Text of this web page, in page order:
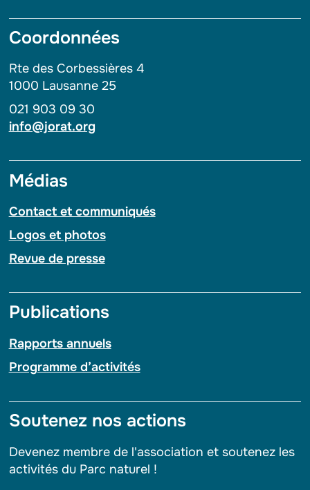
Coordonnées
Rte des Corbessières 4
1000 Lausanne 25
021 903 09 30
info@jorat.org
Médias
Contact et communiqués
Logos et photos
Revue de presse
Publications
Rapports annuels
Programme d’activités
Soutenez nos actions
Devenez membre de l'association et soutenez les
activités du Parc naturel !